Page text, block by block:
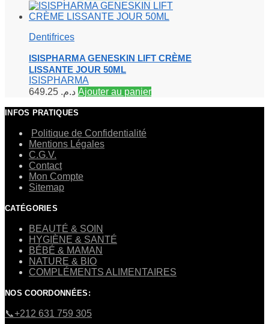
Dentifrices
ISISPHARMA GENESKIN LIFT CRÈME
LISSANTE JOUR 50ML
ISISPHARMA
د.م. Ajouter au panier
INFOS PRATIQUES
Politique de Confidentialité
Mentions Légales
C.G.V.
Contact
Mon Compte
Sitemap
CATÉGORIES
BEAUTÉ & SOIN
HYGIÈNE & SANTÉ
BÉBÉ & MAMAN
NATURE & BIO
COMPLÉMENTS ALIMENTAIRES
NOS COORDONNÉES:
​📞+212 631 759 305